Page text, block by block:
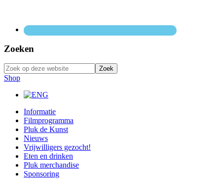
Zoeken
Zoek
op
deze
website
Shop
Primaire
Sidebar
Informatie
Filmprogramma
Pluk de Kunst
Nieuws
Vrijwilligers gezocht!
Eten en drinken
Pluk merchandise
Sponsoring